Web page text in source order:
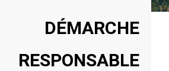
DÉMARCHE
RESPONSABLE